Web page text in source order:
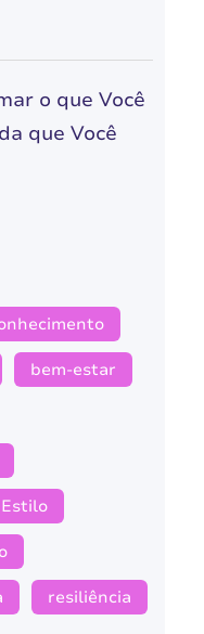
o que Você
que Você
bem-estar
Estilo
resiliência